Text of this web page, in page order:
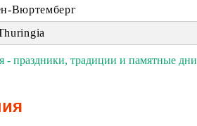
Вюртемберг
- праздники, традиции и памятные дни